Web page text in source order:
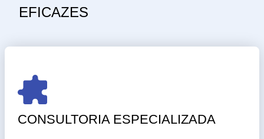
EFICAZES
CONSULTORIA ESPECIALIZADA